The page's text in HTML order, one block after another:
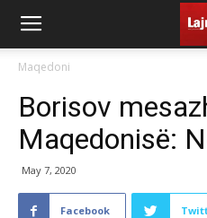
Maqedoni
Borisov
Maqedonisë:
May 7, 2020
Facebook